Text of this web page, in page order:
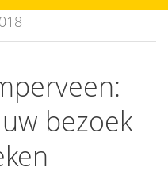
bezoek